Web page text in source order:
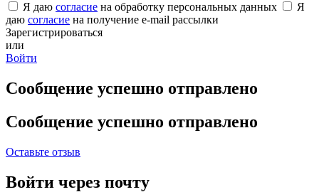
Я даю согласие на обработку персональных данных
Я
даю согласие на получение e-mail рассылки
Зарегистрироваться
или
Войти
Сообщение успешно отправлено
Сообщение успешно отправлено
Оставьте отзыв
Войти через почту